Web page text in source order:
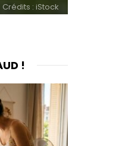
Crédits : iStock
!